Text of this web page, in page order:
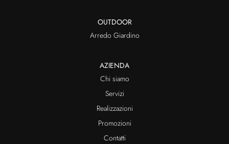
OUTDOOR
Arredo Giardino
AZIENDA
Chi siamo
Servizi
Realizzazioni
Promozioni
Contatti